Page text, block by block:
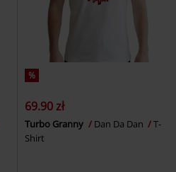
%
69.90 zł
Turbo Granny Dan Da Dan
T-
Shirt